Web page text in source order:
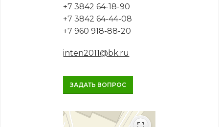
+7 3842 64-18-90
+7 3842 64-44-08
+7 960 918-88-20
inten2011@bk.ru
ЗАДАТЬ ВОПРОС